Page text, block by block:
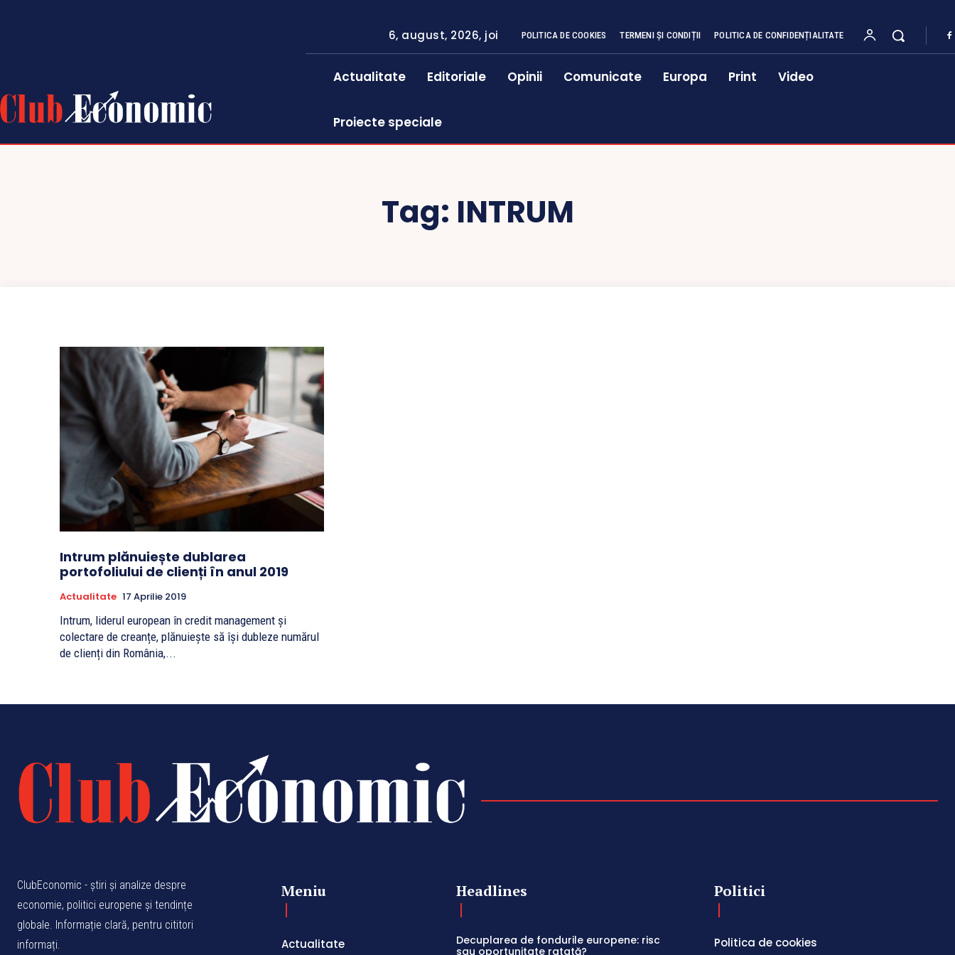
6, august, 2026, joi POLITICA DE COOKIES TERMENI ȘI CONDIȚII POLITICA DE CONFIDENȚIALITATE
Actualitate Editoriale Opinii Comunicate Europa Print Video
Proiecte speciale
Tag: INTRUM
Intrum plănuiește dublarea
portofoliului de clienți în anul 2019
Actualitate 17 Aprilie 2019
Intrum, liderul european în credit management și
colectare de creanțe, plănuiește să își dubleze numărul
de clienți din România,...
ClubEconomic - știri și analize despre
economie, politici europene și tendințe
globale. Informație clară, pentru cititori
informați.
Meniu
Actualitate
Headlines
Decuplarea de fondurile europene: risc
sau oportunitate ratată?
Politici
Politica de cookies